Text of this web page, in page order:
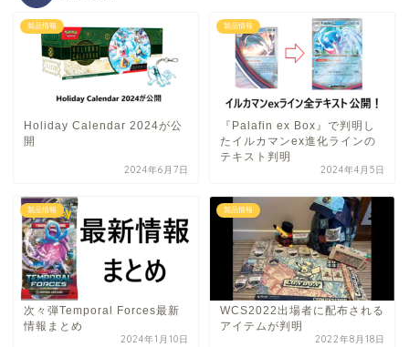
製品情報
Holiday Calendar 2024が公
開
2024年6月7日
製品情報
『Palafin ex Box』で判明し
たイルカマンex進化ラインの
テキスト判明
2024年4月5日
製品情報
次々弾Temporal Forces最新
情報まとめ
2024年1月10日
製品情報
WCS2022出場者に配布される
アイテムが判明
2022年8月18日